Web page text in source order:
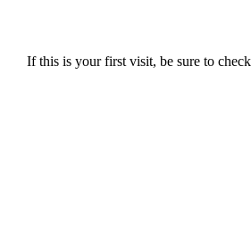
If this is your first visit, be sure to